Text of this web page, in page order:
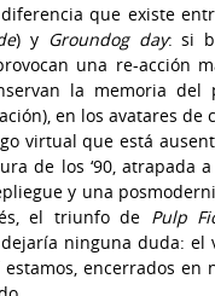
que existe
) y Groundog day: si
una re-acción
la memoria del
en los avatares de
virtual que está
de los ‘90, atrapada
y una
el triunfo de Pulp
ninguna duda: el
encerrados en